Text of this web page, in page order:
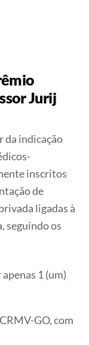
Jurij
da indicação
inscritos
de
ligadas à
seguindo os
1 (um)
GO, com